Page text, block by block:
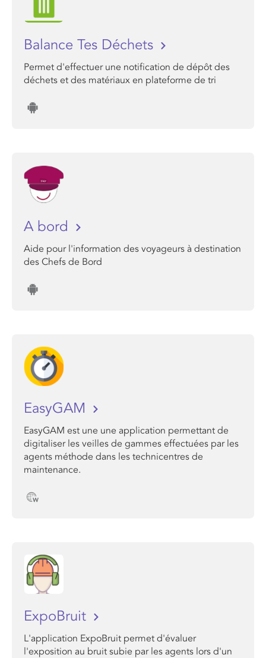
Balance Tes Déchets
Permet d'effectuer une notification de dépôt des
déchets et des matériaux en plateforme de tri
A bord
Aide pour l'information des voyageurs à destination
des Chefs de Bord
EasyGAM
EasyGAM est une une application permettant de
digitaliser les veilles de gammes effectuées par les
agents méthode dans les technicentres de
maintenance.
ExpoBruit
L'application ExpoBruit permet d'évaluer
l'exposition au bruit subie par les agents lors d'un